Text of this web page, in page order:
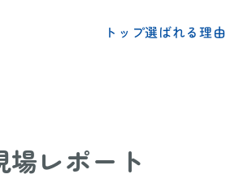
トップ選ばれる理由
場レポート